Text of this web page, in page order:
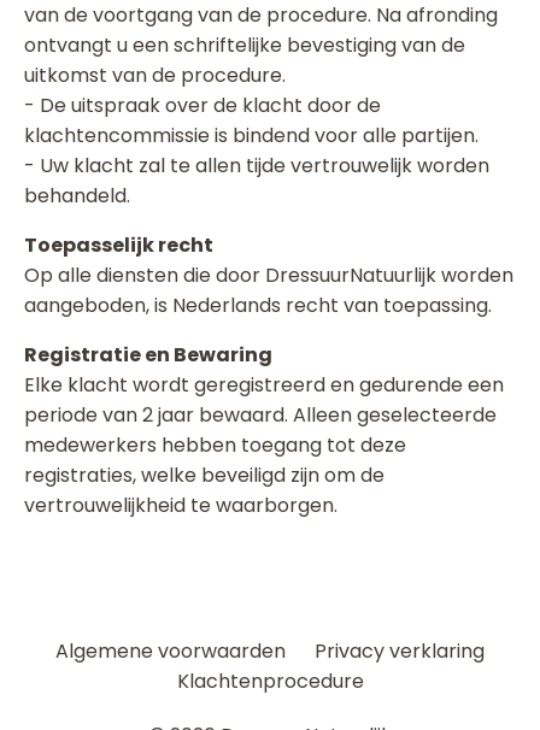
van de voortgang van de procedure. Na afronding
ontvangt u een schriftelijke bevestiging van de
uitkomst van de procedure.
- De uitspraak over de klacht door de
klachtencommissie is bindend voor alle partijen.
- Uw klacht zal te allen tijde vertrouwelijk worden
behandeld.
Toepasselijk recht
Op alle diensten die door DressuurNatuurlijk worden
aangeboden, is Nederlands recht van toepassing.
Registratie en Bewaring
Elke klacht wordt geregistreerd en gedurende een
periode van 2 jaar bewaard. Alleen geselecteerde
medewerkers hebben toegang tot deze
registraties, welke beveiligd zijn om de
vertrouwelijkheid te waarborgen.
Algemene voorwaarden
Privacy verklaring
Klachtenprocedure